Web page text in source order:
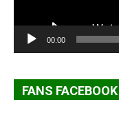
00:00
FANS FACEBOOK